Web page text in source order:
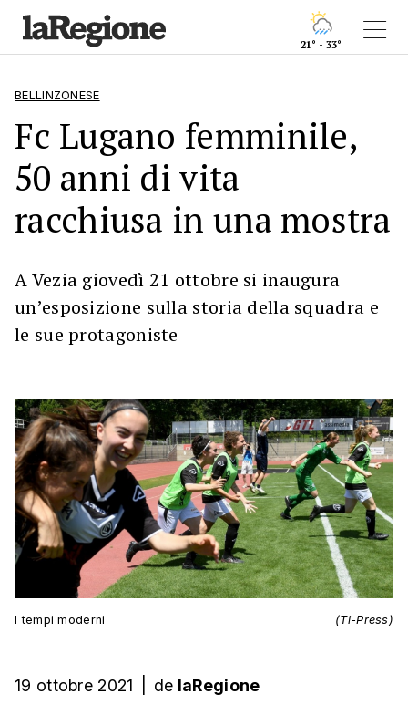
21° - 33°
BELLINZONESE
Fc Lugano femminile,
50 anni di vita
racchiusa in una mostra
A Vezia giovedì 21 ottobre si inaugura
un’esposizione sulla storia della squadra e
le sue protagoniste
I tempi moderni (Ti-Press)
19 ottobre 2021 de laRegione